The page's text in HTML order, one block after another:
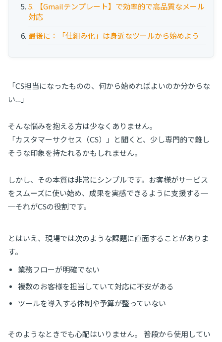
5. 【Gmailテンプレート】で効率的で高品質なメール
対応
最後に：「仕組み化」は身近なツールから始めよう
「CS担当になったものの、何から始めればよいのか分からな
い…」
そんな悩みを抱える方は少なくありません。
「カスタマーサクセス（CS）」と聞くと、少し専門的で難し
そうな印象を持たれるかもしれません。
しかし、その本質は非常にシンプルです。お客様がサービス
をスムーズに使い始め、成果を実感できるように支援する─
─それがCSの役割です。
とはいえ、現場では次のような課題に直面することがありま
す。
業務フローが明確でない
複数のお客様を担当していて対応に不安がある
ツールを導入する体制や予算が整っていない
そのようなときでも心配はいりません。 普段から使用してい